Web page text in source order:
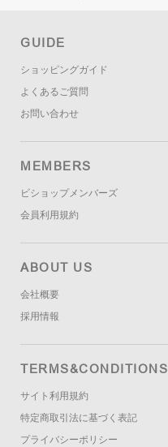
GUIDE
ショッピングガイド
よくあるご質問
お問い合わせ
MEMBERS
ビショップメンバーズ
会員利用規約
ABOUT US
会社概要
採用情報
TERMS&CONDITIONS
サイト利用規約
特定商取引法に基づく表記
プライバシーポリシー